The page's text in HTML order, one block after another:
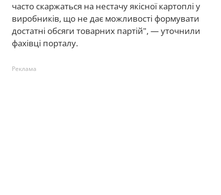
часто скаржаться на нестачу якісної картоплі у
виробників, що не дає можливості формувати
достатні обсяги товарних партій", — уточнили
фахівці порталу.
Реклама